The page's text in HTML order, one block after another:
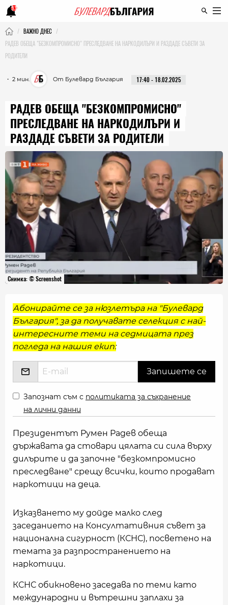
13
ВАЖНО ДНЕС
РАДЕВ ОБЕЩА "БЕЗКОМПРОМИСНО" ПРЕСЛЕДВАНЕ НА НАРКОДИЛЪРИ И РАЗДАДЕ СЪВЕТИ ЗА
РОДИТЕЛИ
・ 2 мин. От Булевард България 17:40 - 18.02.2025
РАДЕВ ОБЕЩА "БЕЗКОМПРОМИСНО"
ПРЕСЛЕДВАНЕ НА НАРКОДИЛЪРИ И
РАЗДАДЕ СЪВЕТИ ЗА РОДИТЕЛИ
Снимка: © Screenshot
Абонирайте се за нюзлетъра на "Булевард
България", за да получавате селекция с най-
интересните теми на седмицата през
погледа на нашия екип:
Запознат съм с политиката за съхранение
на лични данни
Президентът Румен Радев обеща
държавата да стовари цялата си сила върху
дилърите и да започне "безкомпромисно
преследване" срещу всички, които продават
наркотици на деца.
Изказването му дойде малко след
заседанието на Консултативния съвет за
национална сигурност (КСНС), посветено на
темата за разпространението на
наркотици.
КСНС обикновено заседава по теми като
международни и вътрешни заплахи за